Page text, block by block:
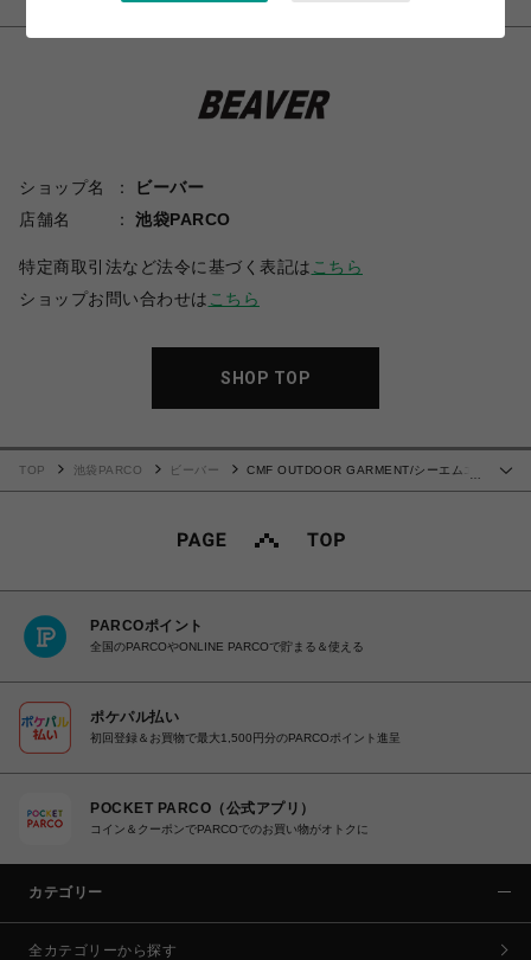
ショップ名
ビーバー
店舗名
池袋PARCO
特定商取引法など法令に基づく表記は こちら
ショップお問い合わせは こちら
SHOP TOP
TOP 池袋PARCO ビーバー
CMF OUTDOOR GARMENT/シーエムエ
PARCOポイント
全国のPARCOやONLINE PARCOで貯まる＆使える
ポケパル払い
初回登録＆お買物で最大1,500円分のPARCOポイント進呈
POCKET PARCO（公式アプリ）
コイン＆クーポンでPARCOでのお買い物がオトクに
カテゴリー
全カテゴリーから探す